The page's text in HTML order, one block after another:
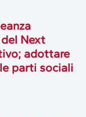
Next
adottare
parti sociali